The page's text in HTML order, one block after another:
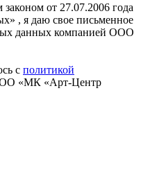
от 27.07.2006 года
, я даю свое письменное
данных компанией ООО
с политикой
«МК «Арт-Центр